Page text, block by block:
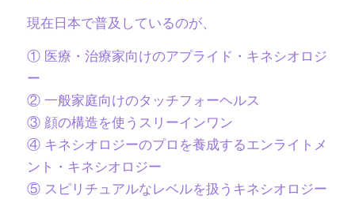
現在日本で普及しているのが、
① 医療・治療家向けのアプライド・キネシオロジ
ー
② 一般家庭向けのタッチフォーヘルス
③ 顔の構造を使うスリーインワン
④ キネシオロジーのプロを養成するエンライトメ
ント・キネシオロジー
⑤ スピリチュアルなレベルを扱うキネシオロジー